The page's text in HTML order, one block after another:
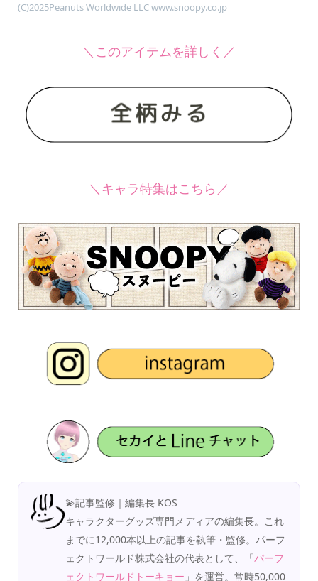
(C)2025Peanuts Worldwide LLC www.snoopy.co.jp
＼このアイテムを詳しく／
＼キャラ特集はこちら／
💫記事監修｜編集長 KOS
キャラクターグッズ専門メディアの編集長。これ
までに12,000本以上の記事を執筆・監修。パーフ
ェクトワールド株式会社の代表として、「パーフ
ェクトワールドトーキョー 」を運営。常時50,000